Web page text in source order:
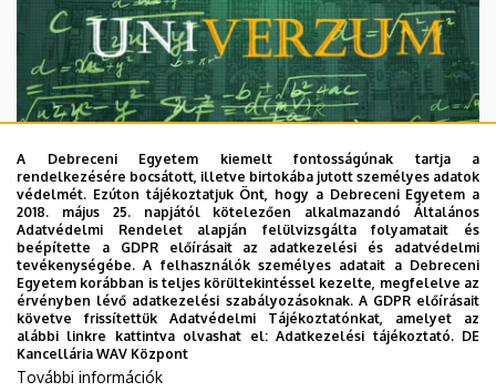
2026. augusztus 7.
Univerzum: A Debreceni Egyetem
titkos receptjei
KUTATÁS TUDOMÁNY
A Debreceni Egyetem kiemelt fontosságúnak tartja a
rendelkezésére bocsátott, illetve birtokába jutott személyes adatok
védelmét. Ezúton tájékoztatjuk Önt, hogy a Debreceni Egyetem a
2018. május 25. napjától kötelezően alkalmazandó Általános
Adatvédelmi Rendelet alapján felülvizsgálta folyamatait és
beépítette a GDPR előírásait az adatkezelési és adatvédelmi
tevékenységébe. A felhasználók személyes adatait a Debreceni
Egyetem korábban is teljes körültekintéssel kezelte, megfelelve az
érvényben lévő adatkezelési szabályozásoknak. A GDPR előírásait
követve frissítettük Adatvédelmi Tájékoztatónkat, amelyet az
alábbi linkre kattintva olvashat el:Adatkezelési tájékoztató. DE
Kancellária WAV Központ
További információk